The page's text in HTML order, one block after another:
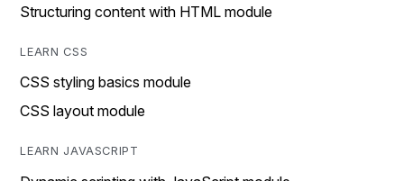
Structuring content with HTML module
LEARN CSS
CSS styling basics module
CSS layout module
LEARN JAVASCRIPT